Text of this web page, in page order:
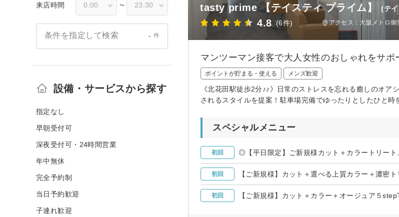
tasty prime 【テイスティ プライム】 (テ
4.8 (6件) アクセス：大阪メトロ
マンツーマン接客で大人女性のおしゃれをサポ
ポイントが貯まる・使える メンズ歓迎
《北花田駅徒歩2分♪♪》日常のストレスを忘れる癒しのオ
されるスタイルを提案！駐車場完備でゆったりとしたひと時
スペシャルメニュー
初回 ◎【平日限定】ご新規様カット＋カラートリート
初回 【ご新規様】カット＋選べる上質カラー＋濃密ト
初回 【ご新規様】カット＋カラー＋オージュア５
来店時間 〜
条件を指定して検索 - 件
設備・サービスから探す
指定なし
早朝受付可
深夜受付可・24時間営業
年中無休
完全予約制
当日予約歓迎
子連れ歓迎